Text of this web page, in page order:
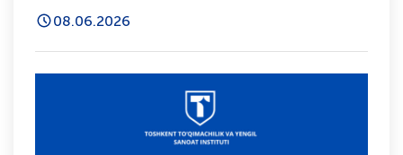
(PhD) dissertatsiya ishi himoyasi to‘g‘risida
08.06.2026